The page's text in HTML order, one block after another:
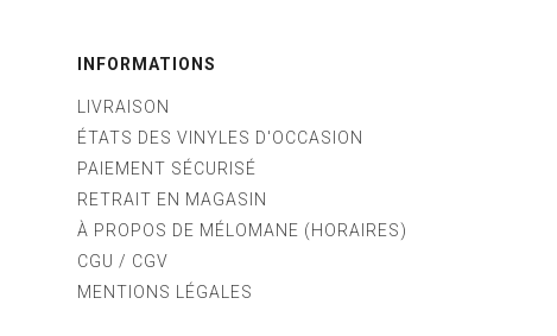
INFORMATIONS
LIVRAISON
ÉTATS DES VINYLES D'OCCASION
PAIEMENT SÉCURISÉ
RETRAIT EN MAGASIN
À PROPOS DE MÉLOMANE (HORAIRES)
CGU / CGV
MENTIONS LÉGALES